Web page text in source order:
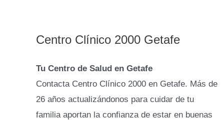
Centro Clínico 2000 Getafe
Tu Centro de Salud en Getafe
Contacta Centro Clínico 2000 en Getafe. Más de
26 años actualizándonos para cuidar de tu
familia aportan la confianza de estar en buenas